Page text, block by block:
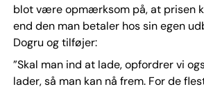
blot være opmærksom på, at prisen
end den man betaler hos sin egen
Dogru og tilføjer:
”Skal man ind at lade, opfordrer vi
lader, så man kan nå frem. For de